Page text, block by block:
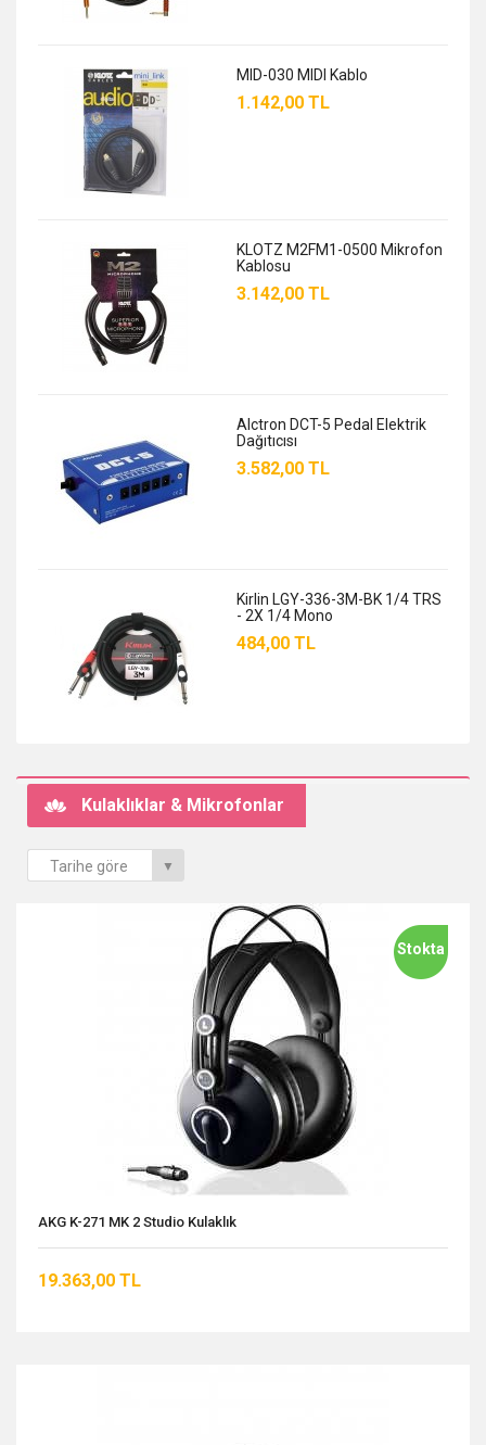
MID-030 MIDI Kablo
1.142,00 TL
KLOTZ M2FM1-0500 Mikrofon
Kablosu
3.142,00 TL
Alctron DCT-5 Pedal Elektrik
Dağıtıcısı
3.582,00 TL
Kirlin LGY-336-3M-BK 1/4 TRS
- 2X 1/4 Mono
484,00 TL
Kulaklıklar & Mikrofonlar
Tarihe göre ▼
Stokta
AKG K-271 MK 2 Studio Kulaklık
19.363,00 TL